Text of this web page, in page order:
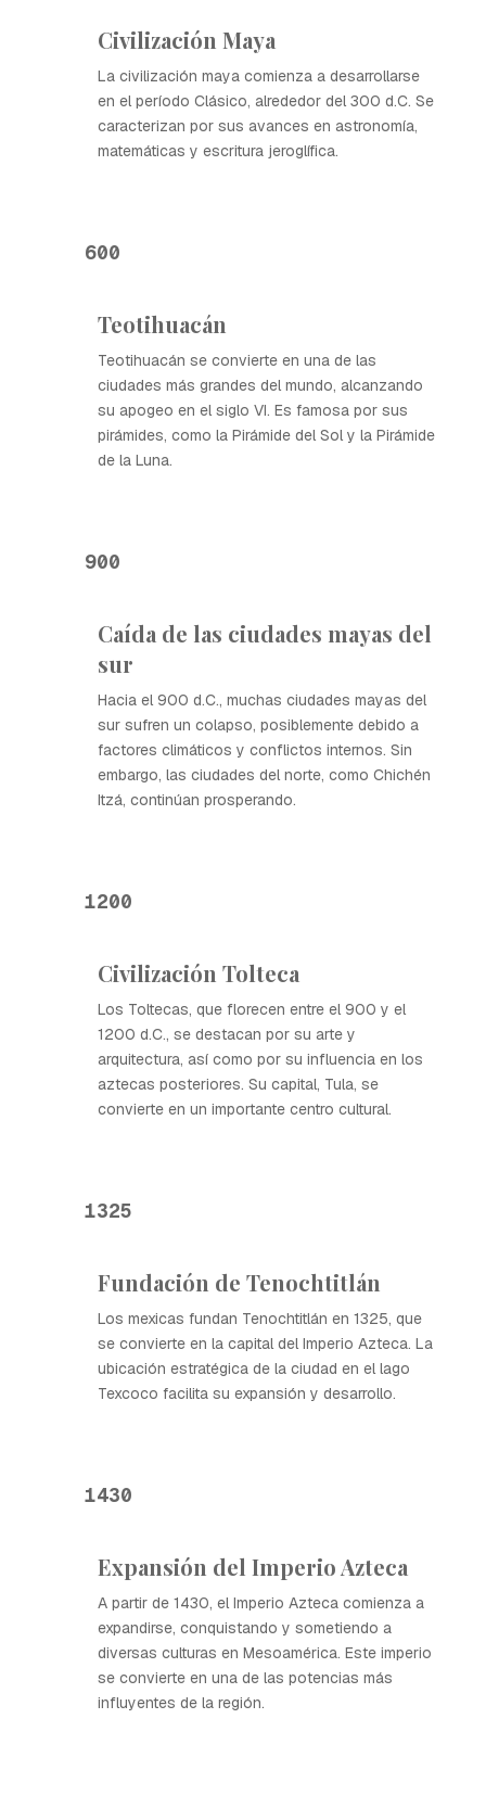
Civilización Maya
La civilización maya comienza a desarrollarse
en el período Clásico, alrededor del 300 d.C. Se
caracterizan por sus avances en astronomía,
matemáticas y escritura jeroglífica.
600
Teotihuacán
Teotihuacán se convierte en una de las
ciudades más grandes del mundo, alcanzando
su apogeo en el siglo VI. Es famosa por sus
pirámides, como la Pirámide del Sol y la Pirámide
de la Luna.
900
Caída de las ciudades mayas del
sur
Hacia el 900 d.C., muchas ciudades mayas del
sur sufren un colapso, posiblemente debido a
factores climáticos y conflictos internos. Sin
embargo, las ciudades del norte, como Chichén
Itzá, continúan prosperando.
1200
Civilización Tolteca
Los Toltecas, que florecen entre el 900 y el
1200 d.C., se destacan por su arte y
arquitectura, así como por su influencia en los
aztecas posteriores. Su capital, Tula, se
convierte en un importante centro cultural.
1325
Fundación de Tenochtitlán
Los mexicas fundan Tenochtitlán en 1325, que
se convierte en la capital del Imperio Azteca. La
ubicación estratégica de la ciudad en el lago
Texcoco facilita su expansión y desarrollo.
1430
Expansión del Imperio Azteca
A partir de 1430, el Imperio Azteca comienza a
expandirse, conquistando y sometiendo a
diversas culturas en Mesoamérica. Este imperio
se convierte en una de las potencias más
influyentes de la región.